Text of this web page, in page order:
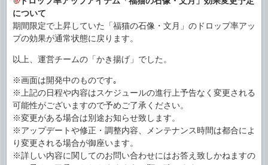
について
期間限定で上昇していた「福猫の石像・文月」のドロップ率アッ
プの効果が通常状態に戻ります。
以上、運営チームの「かき揚げ」でした。
※画面は開発中のものです｡
※上記の日程や内容はスケジュールの進行上予告なく変更される
可能性がございますので予めご了承ください。
※変更がある場合は別途お知らせ致します。
※アップデートや修正・調整内容、メンテナンス時間は都合によ
り変更される場合が御座います。
※詳しい内容に関してのお問い合わせにはお答え致しかねますの